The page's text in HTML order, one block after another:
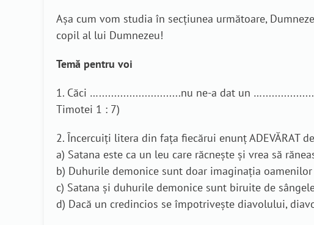
Așa cum vom studia în secțiunea următoare,
copil al lui Dumnezeu!
Temă pentru voi
1. Căci …...........................nu ne-a dat un
Timotei 1 : 7)
2. Încercuiți litera din fața fiecărui enunț ADEVĂRAT
a) Satana este ca un leu care răcnește și vrea să
b) Duhurile demonice sunt doar imaginația
c) Satana și duhurile demonice sunt biruite de
d) Dacă un credincios se împotrivește diavolului,